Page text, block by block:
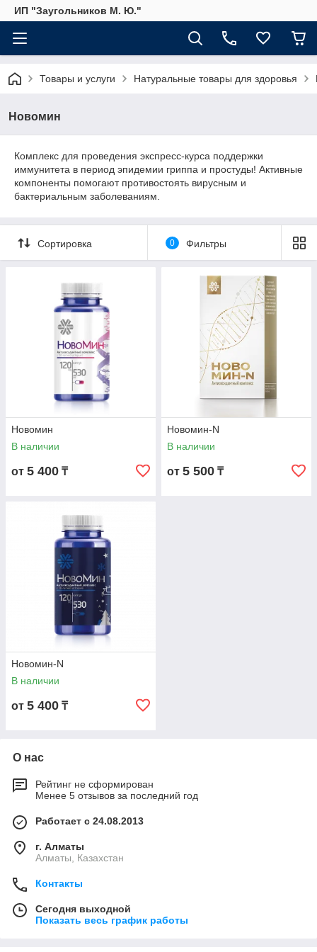
ИП "Заугольников М. Ю."
Товары и услуги Натуральные товары для здоровья
Новомин
Комплекс для проведения экспресс-курса поддержки
иммунитета в период эпидемии гриппа и простуды! Активные
компоненты помогают противостоять вирусным и
бактериальным заболеваниям.
Сортировка 0 Фильтры
Новомин
В наличии
от 5 400 ₸
Новомин-N
В наличии
от 5 500 ₸
Новомин-N
В наличии
от 5 400 ₸
О нас
Рейтинг не сформирован
Менее 5 отзывов за последний год
Работает с 24.08.2013
г. Алматы
Алматы, Казахстан
Контакты
Сегодня выходной
Показать весь график работы